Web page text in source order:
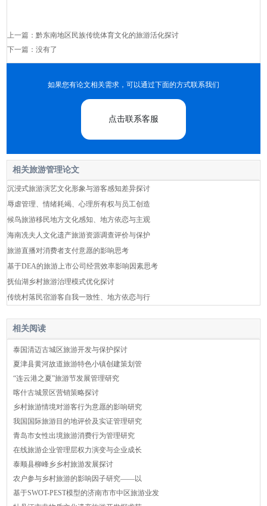
上一篇：黔东南地区民族传统体育文化的旅游活化探讨
下一篇：没有了
如果您有论文相关需求，可以通过下面的方式联系我们
点击联系客服
相关旅游管理论文
沉浸式旅游演艺文化形象与游客感知差异探讨
辱虐管理、情绪耗竭、心理所有权与员工创造
候鸟旅游移民地方文化感知、地方依恋与主观
海南冼夫人文化遗产旅游资源调查评价与保护
旅游直播对消费者支付意愿的影响思考
基于DEA的旅游上市公司经营效率影响因素思考
抚仙湖乡村旅游治理模式优化探讨
传统村落民宿游客自我一致性、地方依恋与行
相关阅读
泰国清迈古城区旅游开发与保护探讨
夏津县黄河故道旅游特色小镇创建策划管
“连云港之夏”旅游节发展管理研究
喀什古城景区营销策略探讨
乡村旅游情境对游客行为意愿的影响研究
我国国际旅游目的地评价及实证管理研究
青岛市女性出境旅游消费行为管理研究
在线旅游企业管理层权力演变与企业成长
泰顺县柳峰乡乡村旅游发展探讨
农户参与乡村旅游的影响因子研究——以
基于SWOT-PEST模型的济南市市中区旅游业发